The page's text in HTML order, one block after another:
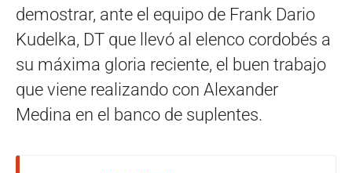
demostrar, ante el equipo de Frank Dario
Kudelka, DT que llevó al elenco cordobés a
su máxima gloria reciente, el buen trabajo
que viene realizando con Alexander
Medina en el banco de suplentes.